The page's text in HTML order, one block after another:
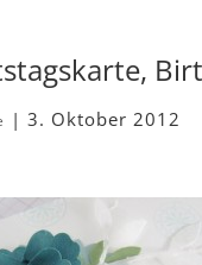
|3. Oktober 2012